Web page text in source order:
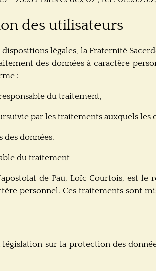
des utilisateurs
légales, la Fraternité
des données à caractère
:
du traitement,
par les traitements auxquels les
des données.
du traitement
de Pau, Loïc Courtois, est le
personnel. Ces traitements sont
sur la protection des